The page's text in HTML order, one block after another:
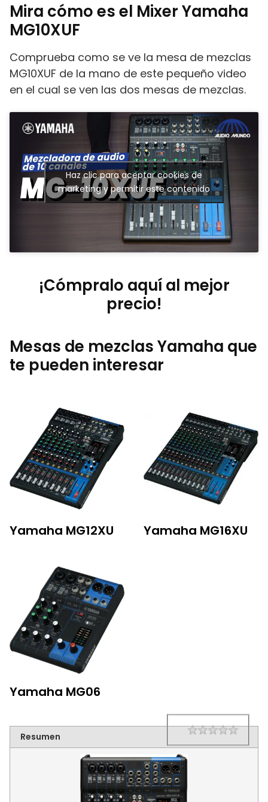
Mira cómo es el Mixer Yamaha
MG10XUF
Comprueba como se ve la mesa de mezclas
MG10XUF de la mano de este pequeño video
en el cual se ven las dos mesas de mezclas.
Haz clic para aceptar cookies de
marketing y permitir este contenido
¡Cómpralo aquí al mejor
precio!
Mesas de mezclas Yamaha que
te pueden interesar
Yamaha MG12XU Yamaha MG16XU
Yamaha MG06
Resumen Rating 1 star
2
3
4
5